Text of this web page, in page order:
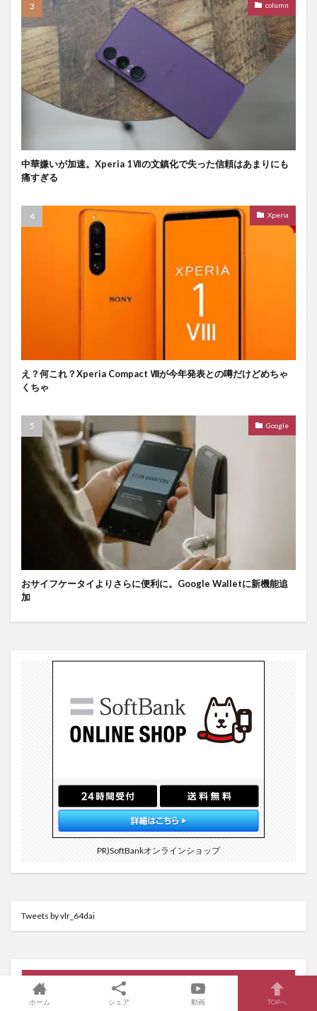
column
中華嫌いが加速。Xperia 1Ⅶの文鎮化で失った信頼はあまりにも
痛すぎる
Xperia
え？何これ？Xperia Compact Ⅷが今年発表との噂だけどめちゃ
くちゃ
Google
おサイフケータイよりさらに便利に。Google Walletに新機能追
加
PR)SoftBankオンラインショップ
Tweets by vlr_64dai
プロフィール
ホーム シェア 動画 TOPへ